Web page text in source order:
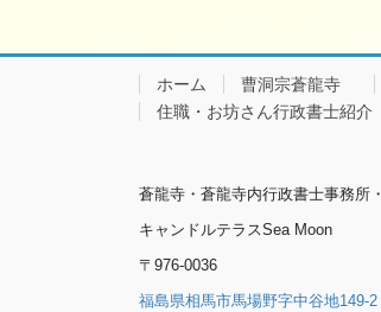
ホーム 曹洞宗蒼龍寺
住職・お坊さん行政書士紹介
蒼龍寺・蒼龍寺内行政書士事務所・
キャンドルテラスSea Moon
〒976-0036
福島県相馬市馬場野字中谷地149-2